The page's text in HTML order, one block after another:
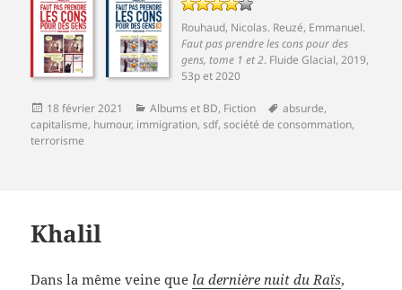
Rouhaud, Nicolas. Reuzé, Emmanuel.
Faut pas prendre les cons pour des
gens, tome 1 et 2. Fluide Glacial, 2019,
53p et 2020
Publié
le
18 février 2021 Catégories
Albums et BD, Fiction
Mots-
clés
absurde,
capitalisme, humour, immigration,sdf,société de consommation,
terrorisme
Khalil
Dans la même veine que la dernière nuit du Raïs,